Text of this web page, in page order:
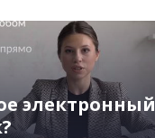
электронный